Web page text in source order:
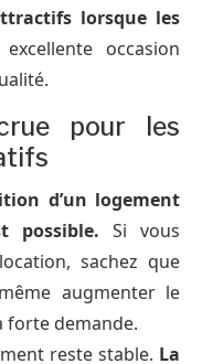
lorsque les
occasion
pour les
d’un logement
possible. Si vous
sachez que
augmenter le
forte demande.
reste stable. La